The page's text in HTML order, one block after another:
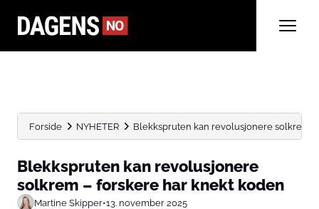
Forside NYHETER Blekkspruten kan revolusjonere solkrem
Blekkspruten kan revolusjonere
solkrem – forskere har knekt koden
Martine Skipper•13. november 2025